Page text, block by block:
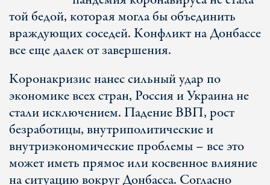
той бедой, которая могла бы объединить
враждующих соседей. Конфликт на Донбассе
все еще далек от завершения.
Коронакризис нанес сильный удар по
экономике всех стран, Россия и Украина не
стали исключением. Падение ВВП, рост
безработицы, внутриполитические и
внутриэкономические проблемы – все это
может иметь прямое или косвенное влияние
на ситуацию вокруг Донбасса. Согласно